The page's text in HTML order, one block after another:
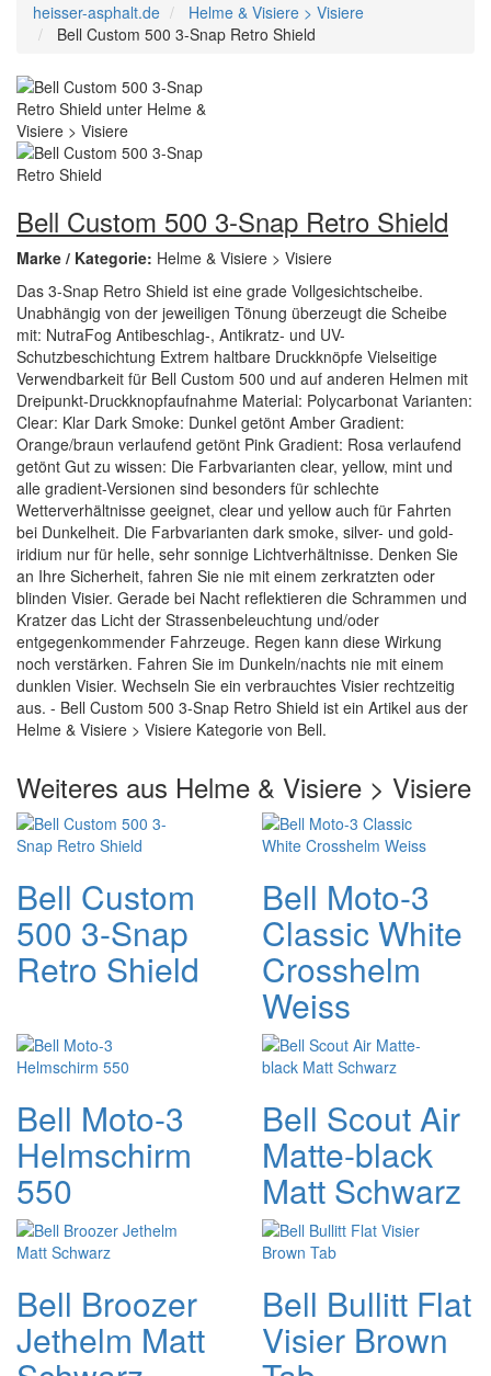
heisser-asphalt.de
Helme & Visiere > Visiere
Bell Custom 500 3-Snap Retro Shield
Bell Custom 500 3-Snap Retro Shield
Marke / Kategorie: Helme & Visiere > Visiere
Das 3-Snap Retro Shield ist eine grade Vollgesichtscheibe.
Unabhängig von der jeweiligen Tönung überzeugt die Scheibe
mit: NutraFog Antibeschlag-, Antikratz- und UV-
Schutzbeschichtung Extrem haltbare Druckknöpfe Vielseitige
Verwendbarkeit für Bell Custom 500 und auf anderen Helmen mit
Dreipunkt-Druckknopfaufnahme Material: Polycarbonat Varianten:
Clear: Klar Dark Smoke: Dunkel getönt Amber Gradient:
Orange/braun verlaufend getönt Pink Gradient: Rosa verlaufend
getönt Gut zu wissen: Die Farbvarianten clear, yellow, mint und
alle gradient-Versionen sind besonders für schlechte
Wetterverhältnisse geeignet, clear und yellow auch für Fahrten
bei Dunkelheit. Die Farbvarianten dark smoke, silver- und gold-
iridium nur für helle, sehr sonnige Lichtverhältnisse. Denken Sie
an Ihre Sicherheit, fahren Sie nie mit einem zerkratzten oder
blinden Visier. Gerade bei Nacht reflektieren die Schrammen und
Kratzer das Licht der Strassenbeleuchtung und/oder
entgegenkommender Fahrzeuge. Regen kann diese Wirkung
noch verstärken. Fahren Sie im Dunkeln/nachts nie mit einem
dunklen Visier. Wechseln Sie ein verbrauchtes Visier rechtzeitig
aus. - Bell Custom 500 3-Snap Retro Shield ist ein Artikel aus der
Helme & Visiere > Visiere Kategorie von Bell.
Weiteres aus Helme & Visiere > Visiere
Bell Custom
500 3-Snap
Retro Shield
Bell Moto-3
Classic White
Crosshelm
Weiss
Bell Moto-3
Helmschirm
550
Bell Scout Air
Matte-black
Matt Schwarz
Bell Broozer
Jethelm Matt
Bell Bullitt Flat
Visier Brown